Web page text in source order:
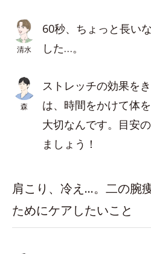
清水
60秒、ちょっと長い
した…。
森
ストレッチの効果を
は、時間をかけて体
大切なんです。目安
ましょう！
肩こり、冷え…。二の腕
ためにケアしたいこと